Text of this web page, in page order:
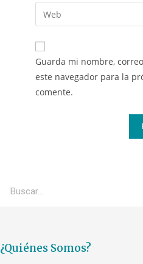
Guarda mi nombre,
este navegador para la
comente.
¿Quiénes Somos?